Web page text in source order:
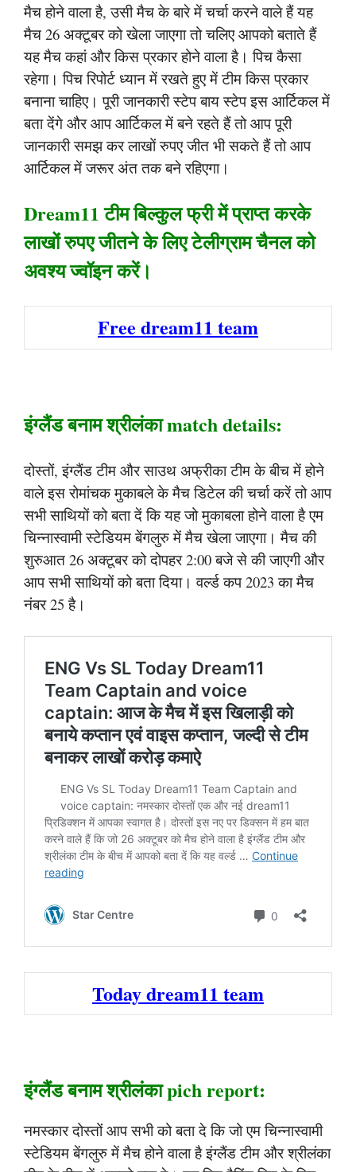
मैच होने वाला है, उसी मैच के बारे में चर्चा करने वाले हैं यह
मैच 26 अक्टूबर को खेला जाएगा तो चलिए आपको बताते हैं
यह मैच कहां और किस प्रकार होने वाला है। पिच कैसा
रहेगा। पिच रिपोर्ट ध्यान में रखते हुए में टीम किस प्रकार
बनाना चाहिए। पूरी जानकारी स्टेप बाय स्टेप इस आर्टिकल में
बता देंगे और आप आर्टिकल में बने रहते हैं तो आप पूरी
जानकारी समझ कर लाखों रुपए जीत भी सकते हैं तो आप
आर्टिकल में जरूर अंत तक बने रहिएगा।
Dream11 टीम बिल्कुल फ्री में प्राप्त करके
लाखों रुपए जीतने के लिए टेलीग्राम चैनल को
अवश्य ज्वॉइन करें।
Free dream11 team
इंग्लैंड बनाम श्रीलंका match details:
दोस्तों, इंग्लैंड टीम और साउथ अफ्रीका टीम के बीच में होने
वाले इस रोमांचक मुकाबले के मैच डिटेल की चर्चा करें तो आप
सभी साथियों को बता दें कि यह जो मुकाबला होने वाला है एम
चिन्नास्वामी स्टेडियम बेंगलुरु में मैच खेला जाएगा। मैच की
शुरुआत 26 अक्टूबर को दोपहर 2:00 बजे से की जाएगी और
आप सभी साथियों को बता दिया। वर्ल्ड कप 2023 का मैच
नंबर 25 है।
Today dream11 team
इंग्लैंड बनाम श्रीलंका pich report:
नमस्कार दोस्तों आप सभी को बता दे कि जो एम चिन्नास्वामी
स्टेडियम बेंगलुरु में मैच होने वाला है इंग्लैंड टीम और श्रीलंका